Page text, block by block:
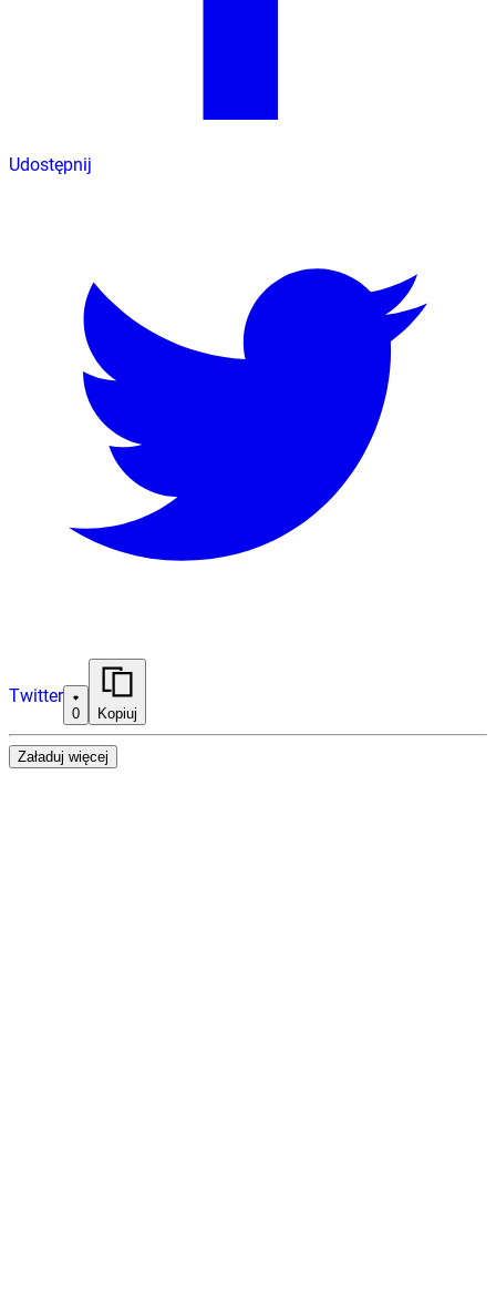
Udostępnij
Twitter
0 Kopiuj
Załaduj więcej